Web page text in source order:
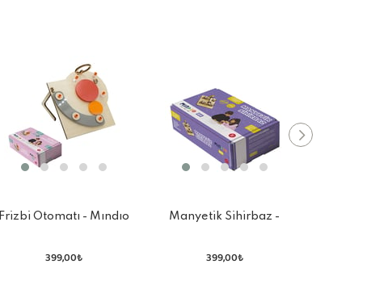
Frizbi Otomatı - Mındıo
399,00₺
Manyetik Sihirbaz -
399,00₺